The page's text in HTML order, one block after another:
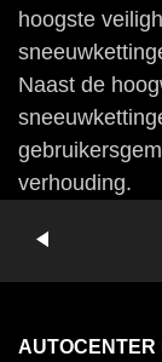
hoogste
Naast de
verhouding.
AUTOCENTER